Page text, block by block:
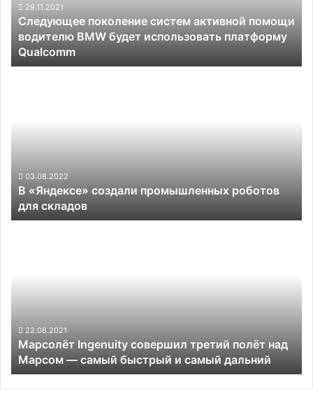
BMW
будет
использовать
платформу
Qualcomm
29.11.2021
Следующее поколение систем активной помощи
водителю BMW будет использовать платформу
Qualcomm
03.08.2022
В «Яндексе» создали промышленных роботов
для складов
—
самый
быстрый
и
самый
22.08.2021
Марсолёт Ingenuity совершил третий полёт над
Марсом — самый быстрый и самый дальний